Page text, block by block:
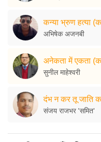
कन्या भ्रुण हत्या
अभिषेक अजनबी
अनेकता में एकता
सुनील माहेश्वरी
दंभ न कर तू जाति
संजय राजभर 'समित'